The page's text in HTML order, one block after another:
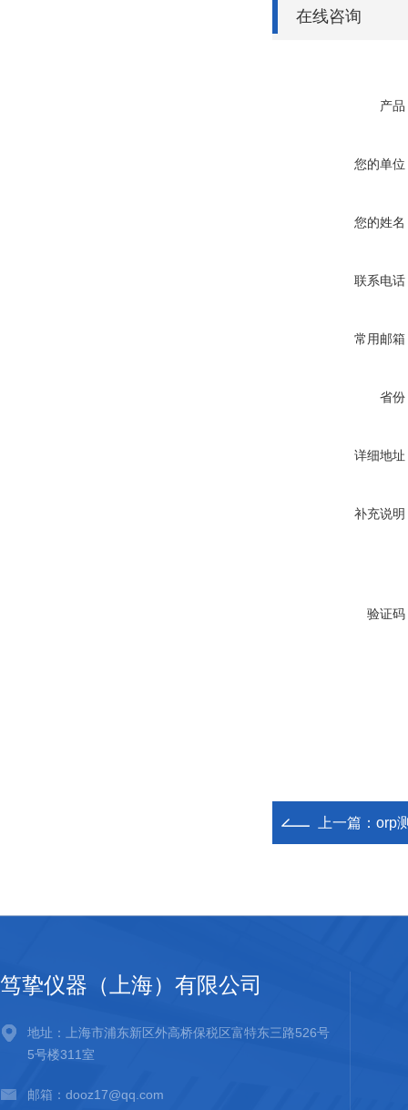
在线咨询
产品
您的单位
您的姓名
联系电话
常用邮箱
省份
详细地址
补充说明
验证码
上一篇： orp
笃挚仪器（上海）有限公司
地址：上海市浦东新区外高桥保税区富特东三路526号
5号楼311室
邮箱：dooz17@qq.com